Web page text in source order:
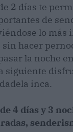
2 días te
de
lo más
hacer
la noche
siguiente
inca.
4 días y 3